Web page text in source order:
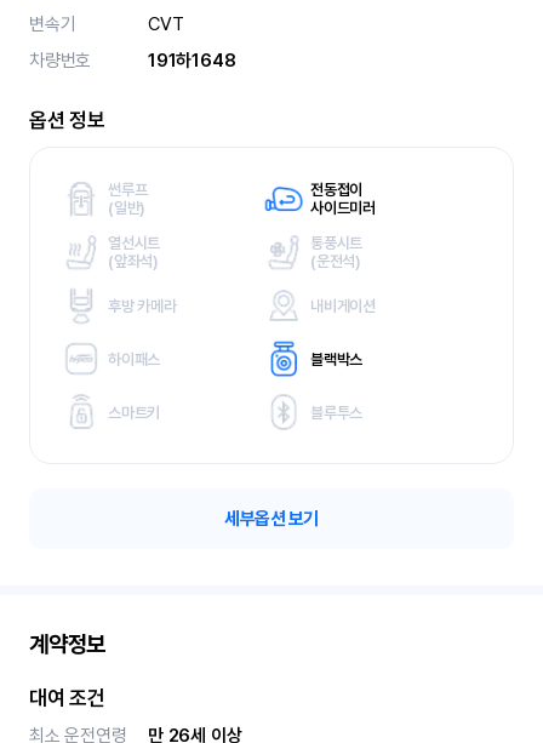
변속기
CVT
차량번호
191하1648
옵션 정보
썬루프
(일반)
전동접이
사이드미러
열선시트
(앞좌석)
통풍시트
(운전석)
후방 카메라 내비게이션
하이패스 블랙박스
스마트키 블루투스
세부옵션 보기
계약정보
대여 조건
최소 운전연령
만 26세 이상